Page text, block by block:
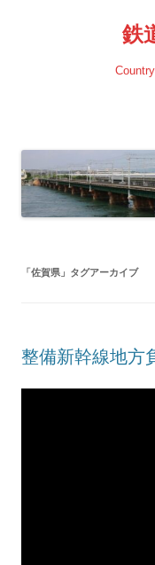
鉄
「佐賀県 」タグアーカイブ
整備新幹線地方